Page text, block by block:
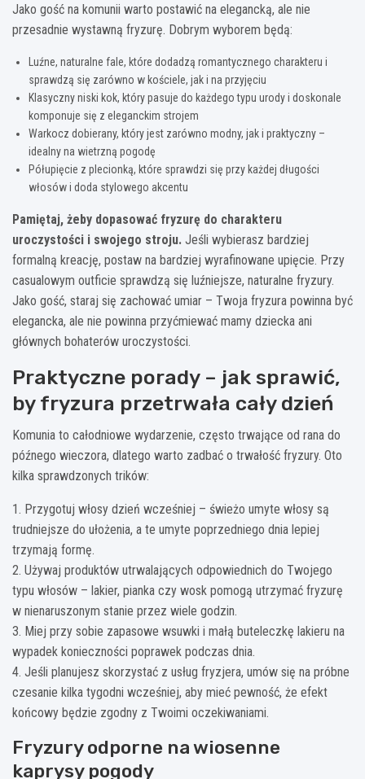
Jako gość na komunii warto postawić na elegancką, ale nie
przesadnie wystawną fryzurę. Dobrym wyborem będą:
Luźne, naturalne fale, które dodadzą romantycznego charakteru i
sprawdzą się zarówno w kościele, jak i na przyjęciu
Klasyczny niski kok, który pasuje do każdego typu urody i doskonale
komponuje się z eleganckim strojem
Warkocz dobierany, który jest zarówno modny, jak i praktyczny –
idealny na wietrzną pogodę
Półupięcie z plecionką, które sprawdzi się przy każdej długości
włosów i doda stylowego akcentu
Pamiętaj, żeby dopasować fryzurę do charakteru
uroczystości i swojego stroju. Jeśli wybierasz bardziej
formalną kreację, postaw na bardziej wyrafinowane upięcie. Przy
casualowym outficie sprawdzą się luźniejsze, naturalne fryzury.
Jako gość, staraj się zachować umiar – Twoja fryzura powinna być
elegancka, ale nie powinna przyćmiewać mamy dziecka ani
głównych bohaterów uroczystości.
Praktyczne porady – jak sprawić,
by fryzura przetrwała cały dzień
Komunia to całodniowe wydarzenie, często trwające od rana do
późnego wieczora, dlatego warto zadbać o trwałość fryzury. Oto
kilka sprawdzonych trików:
1. Przygotuj włosy dzień wcześniej – świeżo umyte włosy są
trudniejsze do ułożenia, a te umyte poprzedniego dnia lepiej
trzymają formę.
2. Używaj produktów utrwalających odpowiednich do Twojego
typu włosów – lakier, pianka czy wosk pomogą utrzymać fryzurę
w nienaruszonym stanie przez wiele godzin.
3. Miej przy sobie zapasowe wsuwki i małą buteleczkę lakieru na
wypadek konieczności poprawek podczas dnia.
4. Jeśli planujesz skorzystać z usług fryzjera, umów się na próbne
czesanie kilka tygodni wcześniej, aby mieć pewność, że efekt
końcowy będzie zgodny z Twoimi oczekiwaniami.
Fryzury odporne na wiosenne
kaprysy pogody